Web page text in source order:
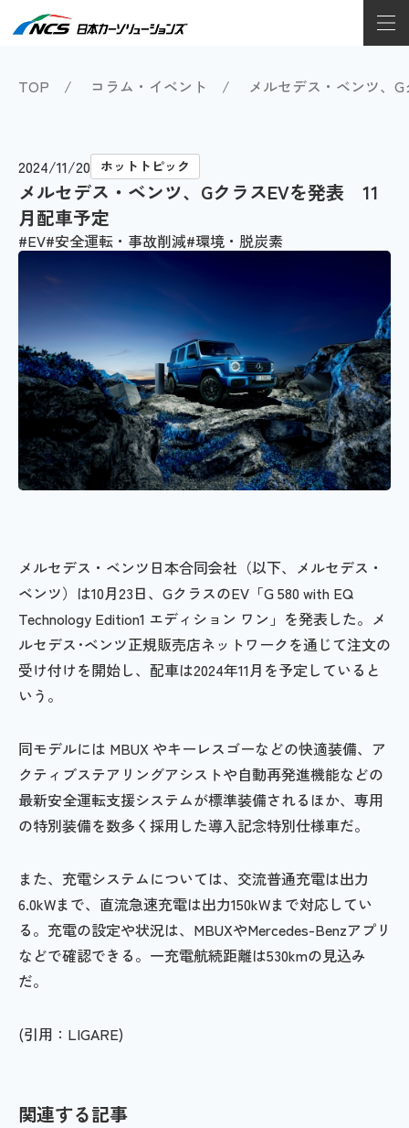
TOP コラム・イベント メルセデス・ベンツ、
2024/11/20 ホットトピック
メルセデス・ベンツ、GクラスEVを発表 11
月配車予定
EV 安全運転・事故削減 環境・脱炭素
メルセデス・ベンツ日本合同会社（以下、メルセデス・
ベンツ）は10月23日、GクラスのEV「G 580 with EQ
Technology Edition1 エディション ワン」を発表した。メ
ルセデス･ベンツ正規販売店ネットワークを通じて注文の
受け付けを開始し、配車は2024年11月を予定していると
いう。
同モデルには MBUX やキーレスゴーなどの快適装備、ア
クティブステアリングアシストや自動再発進機能などの
最新安全運転支援システムが標準装備されるほか、専用
の特別装備を数多く採用した導入記念特別仕様車だ。
また、充電システムについては、交流普通充電は出力
6.0kWまで、直流急速充電は出力150kWまで対応してい
る。充電の設定や状況は、MBUXやMercedes-Benzアプリ
などで確認できる。一充電航続距離は530kmの見込み
だ。
(引用：LIGARE)
関連する記事